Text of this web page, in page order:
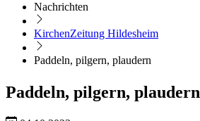
Nachrichten
KirchenZeitung Hildesheim
Paddeln, pilgern, plaudern
Paddeln, pilgern, plaudern